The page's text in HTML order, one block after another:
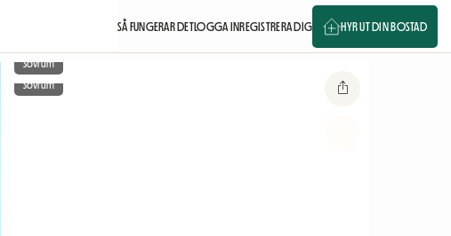
SÅ FUNGERAR DETLOGGA INREGISTRERA DIG HYR UT DIN BOSTAD
Sovrum
Sovrum